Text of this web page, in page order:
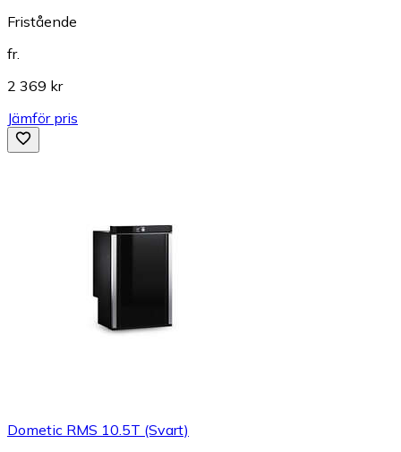
Fristående
fr.
2 369 kr
Jämför pris
Dometic RMS 10.5T (Svart)